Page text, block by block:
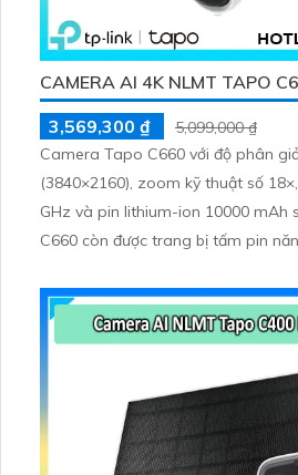
CAMERA AI 4K NLMT TAPO
3,569,300 ₫
5,099,000 ₫
Camera Tapo C660 với độ phân
(3840×2160), zoom kỹ thuật số
GHz và pin lithium-ion 10000 mAh
C660 còn được trang bị tấm pin
tiện, lưu trữ thẻ microSD tối đa 512